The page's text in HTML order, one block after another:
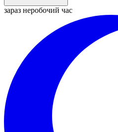
зараз неробочий час